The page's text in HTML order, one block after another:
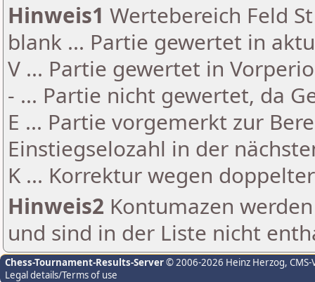
Hinweis1 Wertebereich Feld
blank ... Partie gewertet in
V ... Partie gewertet in
- ... Partie nicht gewertet, da
E ... Partie vorgemerkt zur
Einstiegselozahl in der
K ... Korrektur wegen
Hinweis2 Kontumazen
und sind in der Liste nicht
Chess-Tournament-Results-Server© 2006-2026 Heinz Herzog,
Legal details/Terms of use